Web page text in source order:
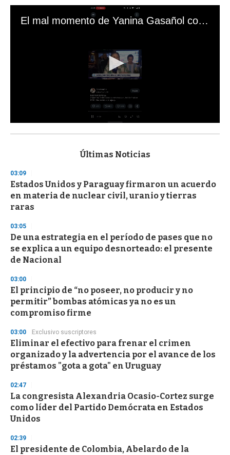
El mal momento de Yanina Gasañol con un hincha argentino en "Subrayado"
s
d
s
o
f
3
s
e
c
o
n
Últimas Noticias
03:09
Estados Unidos y Paraguay firmaron un acuerdo
en materia de nuclear civil, uranio y tierras
raras
03:05
De una estrategia en el período de pases que no
se explica a un equipo desnorteado: el presente
de Nacional
03:00
El principio de “no poseer, no producir y no
permitir” bombas atómicas ya no es un
compromiso firme
03:00 Exclusivo suscriptores
Eliminar el efectivo para frenar el crimen
organizado y la advertencia por el avance de los
préstamos "gota a gota" en Uruguay
02:47
La congresista Alexandria Ocasio-Cortez surge
como líder del Partido Demócrata en Estados
Unidos
02:39
El presidente de Colombia, Abelardo de la